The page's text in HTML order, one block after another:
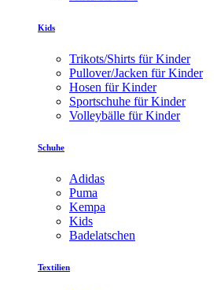
Kids
Trikots/Shirts für Kinder
Pullover/Jacken für Kinder
Hosen für Kinder
Sportschuhe für Kinder
Volleybälle für Kinder
Schuhe
Adidas
Puma
Kempa
Kids
Badelatschen
Textilien